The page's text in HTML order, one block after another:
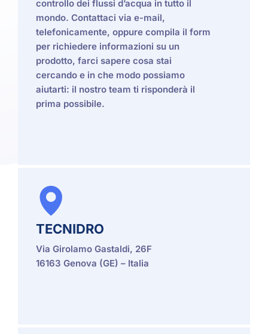
controllo dei flussi d’acqua in tutto il
mondo. Contattaci via e-mail,
telefonicamente, oppure compila il form
per richiedere informazioni su un
prodotto, farci sapere cosa stai
cercando e in che modo possiamo
aiutarti: il nostro team ti risponderà il
prima possibile.
TECNIDRO
Via Girolamo Gastaldi, 26F
16163 Genova (GE) – Italia